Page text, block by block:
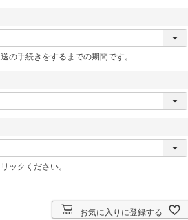
の手続きをするまでの期間です。
ックください。
お気に入りに登録する